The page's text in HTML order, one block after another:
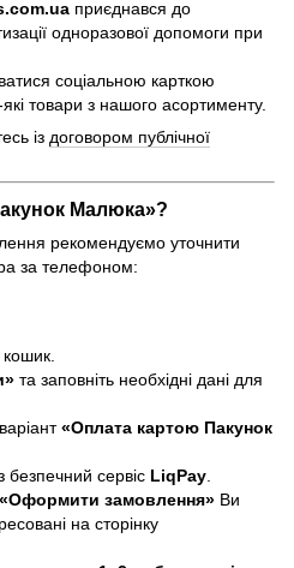
приєднався до
одноразової допомоги при
соціальною карткою
товари з нашого асортименту.
із договором публічної
Малюка»?
рекомендуємо уточнити
за телефоном:
та заповніть необхідні дані для
«Оплата картою Пакунок
безпечний сервіс LiqPay.
«Оформити замовлення» Ви
на сторінку